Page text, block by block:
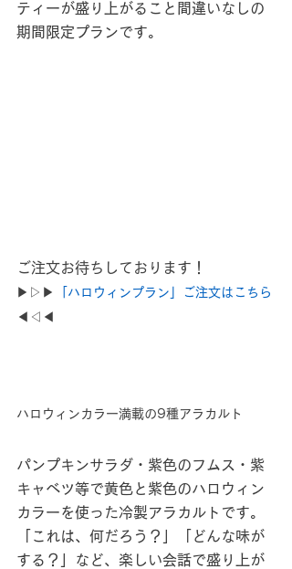
ティーが盛り上がること間違いなしの
期間限定プランです。
ご注文お待ちしております！
▶▷▶
「ハロウィンプラン」ご注文はこちら
◀◁◀
ハロウィンカラー満載の9種アラカルト
パンプキンサラダ・紫色のフムス・紫
キャベツ等で黄色と紫色のハロウィン
カラーを使った冷製アラカルトです。
「これは、何だろう？」「どんな味が
する？」など、楽しい会話で盛り上が